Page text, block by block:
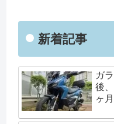
新着記事
ガ
後
ヶ